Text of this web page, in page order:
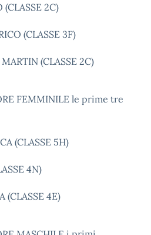
(CLASSE 2C)
(CLASSE 3F)
(CLASSE 2C)
FEMMINILE le prime tre
(CLASSE 5H)
4N)
(CLASSE 4E)